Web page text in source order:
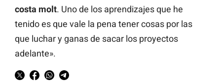
costa molt. Uno de los aprendizajes que he
tenido es que vale la pena tener cosas por las
que luchar y ganas de sacar los proyectos
adelante».